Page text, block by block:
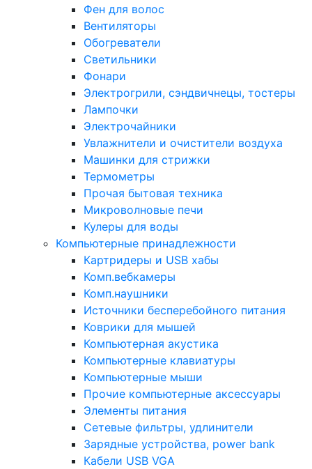
Фен для волос
Вентиляторы
Обогреватели
Светильники
Фонари
Электрогрили, сэндвичнецы, тостеры
Лампочки
Электрочайники
Увлажнители и очистители воздуха
Машинки для стрижки
Термометры
Прочая бытовая техника
Микроволновые печи
Кулеры для воды
Компьютерные принадлежности
Картридеры и USB хабы
Комп.вебкамеры
Комп.наушники
Источники бесперебойного питания
Коврики для мышей
Компьютерная акустика
Компьютерные клавиатуры
Компьютерные мыши
Прочие компьютерные аксессуары
Элементы питания
Сетевые фильтры, удлинители
Зарядные устройства, power bank
Кабели USB VGA